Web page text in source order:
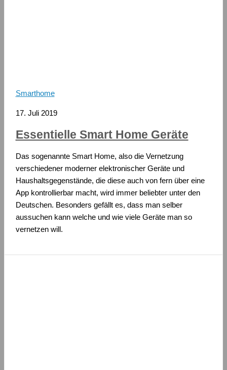
Smarthome
17. Juli 2019
Essentielle Smart Home Geräte
Das sogenannte Smart Home, also die Vernetzung
verschiedener moderner elektronischer Geräte und
Haushaltsgegenstände, die diese auch von fern über eine
App kontrollierbar macht, wird immer beliebter unter den
Deutschen. Besonders gefällt es, dass man selber
aussuchen kann welche und wie viele Geräte man so
vernetzen will.